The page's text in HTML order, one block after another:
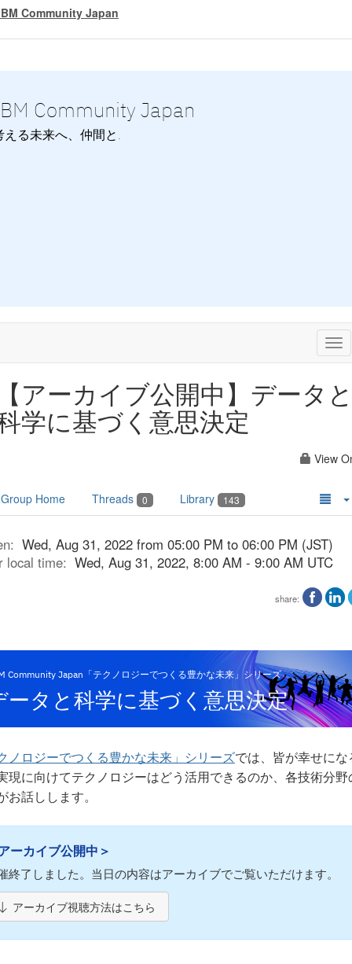
Community Japan
Community Japan
える未来へ、仲間と.
アーカイブ公開中】データ
学に基づく意思決定
View
Group Home Threads 0 Library 143
Wed, Aug 31, 2022 from 05:00 PM to 06:00 PM (JST)
local time: Wed, Aug 31, 2022, 8:00 AM - 9:00 AM UTC
share:
Community Japan「テクノロジーでつくる豊かな未来」シリーズ
ータと科学に基づく意思決定
ノロジーでつくる豊かな未来」シリーズでは、皆が幸せにな
現に向けてテクノロジーはどう活用できるのか、各技術分野
お話しします。
ーカイブ公開中＞
終了しました。当日の内容はアーカイブでご覧いただけます。
アーカイブ視聴方法はこちら